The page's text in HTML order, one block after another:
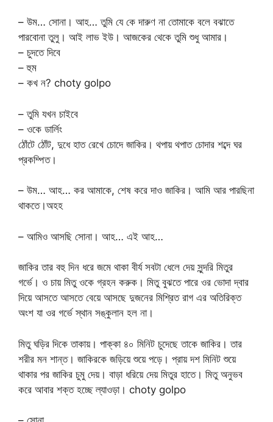
– উম… সোনা। আহ… তুমি যে কে দারুণ না তোমাকে বলে বঝাতে
পারবোনা তুলু। আই লাভ ইউ। আজকের থেকে তুমি শুধু আমার।
– চুদতে দিবে
– হুম
– কখ ন? choty golpo
– তুমি যখন চাইবে
– ওকে ডার্লিং
ঠোঁটে ঠোঁট, দুধে হাত রেখে চোদে জাকির। থপায় থপাত চোদার শব্দে ঘর
প্রকম্পিত।
– উম… আহ… কর আমাকে, শেষ করে দাও জাকির। আমি আর পারছিনা
থাকতে।অহহ
– আমিও আসছি সোনা। আহ… এই আহ…
জাকির তার বহু দিন ধরে জমে থাকা বীর্য সবটা ধেলে দেয় সুন্দরি মিতুর
গর্ভে। ও চায় মিতু ওকে গ্রহন করুক। মিতু বুঝতে পারে ওর ভোদা দ্বার
দিয়ে আসতে আসতে বেয়ে আসছে দুজনের মিশ্রিত রাগ এর অতিরিক্ত
অংশ যা ওর গর্ভে স্থান সঙ্কুলান হল না।
মিতু ঘড়ির দিকে তাকায়। পাক্কা ৪০ মিনিট চুদেছে তাকে জাকির। তার
শরীর মন শান্ত। জাকিরকে জড়িয়ে শুয়ে পড়ে। প্রায় দশ মিনিট শুয়ে
থাকার পর জাকির চুমু দেয়। বাড়া ধরিয়ে দেয় মিতুর হাতে। মিতু অনুভব
করে আবার শক্ত হচ্ছে ল্যাওড়া। choty golpo